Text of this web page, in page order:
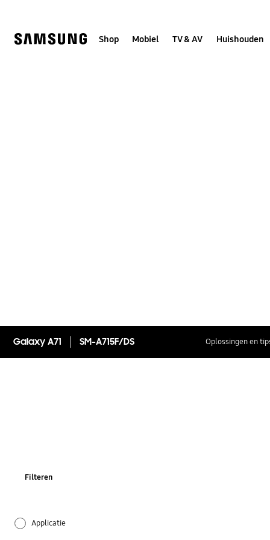
Shop Mobiel TV & AV Huishouden
Galaxy A71 SM-A715F/DS Oplossingen en
Filteren
Applicatie